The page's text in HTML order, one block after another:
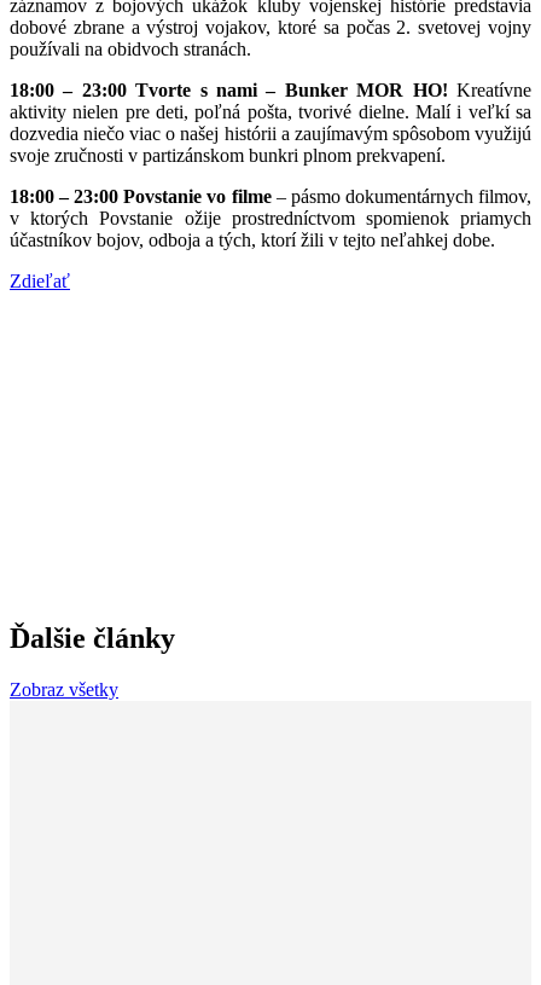
záznamov z bojových ukážok kluby vojenskej histórie predstavia
dobové zbrane a výstroj vojakov, ktoré sa počas 2. svetovej vojny
používali na obidvoch stranách.
18:00 – 23:00 Tvorte s nami – Bunker MOR HO! Kreatívne
aktivity nielen pre deti, poľná pošta, tvorivé dielne. Malí i veľkí sa
dozvedia niečo viac o našej histórii a zaujímavým spôsobom využijú
svoje zručnosti v partizánskom bunkri plnom prekvapení.
18:00 – 23:00 Povstanie vo filme– pásmo dokumentárnych filmov,
v ktorých Povstanie ožije prostredníctvom spomienok priamych
účastníkov bojov, odboja a tých, ktorí žili v tejto neľahkej dobe.
Zdieľať
Ďalšie články
Zobraz všetky